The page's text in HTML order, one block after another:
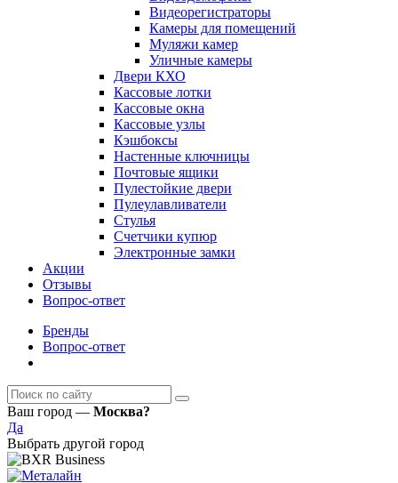
Видеорегистраторы
Камеры для помещений
Муляжи камер
Уличные камеры
Двери КХО
Кассовые лотки
Кассовые окна
Кассовые узлы
Кэшбоксы
Настенные ключницы
Почтовые ящики
Пулестойкие двери
Пулеулавливатели
Стулья
Счетчики купюр
Электронные замки
Акции
Отзывы
Вопрос-ответ
Бренды
Вопрос-ответ
Ваш город — Москва?
Да
Выбрать другой город